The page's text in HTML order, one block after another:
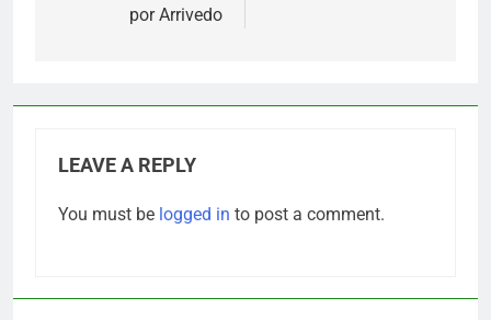
por Arrivedo
LEAVE A REPLY
You must be logged in to post a comment.